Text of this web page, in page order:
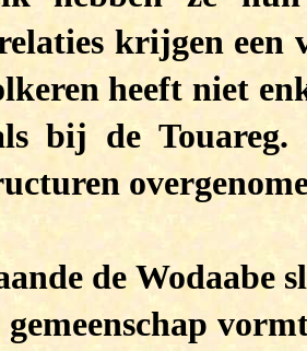
krijgen een
heeft niet
bij de Touareg.
de Wodaabe